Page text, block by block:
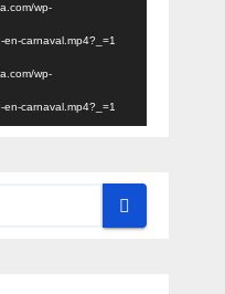
wp-
carnaval.mp4?_=1
wp-
carnaval.mp4?_=1